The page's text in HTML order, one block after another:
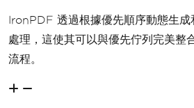
IronPDF 透過根據優先順序動態生成
處理，這使其可以與優先佇列完美整
流程。